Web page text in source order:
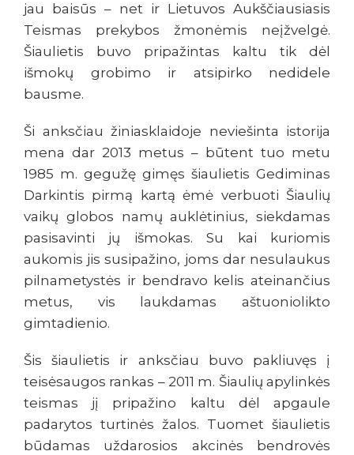
jau baisūs – net ir Lietuvos Aukščiausiasis
Teismas prekybos žmonėmis neįžvelgė.
Šiaulietis buvo pripažintas kaltu tik dėl
išmokų grobimo ir atsipirko nedidele
bausme.
Ši anksčiau žiniasklaidoje neviešinta istorija
mena dar 2013 metus – būtent tuo metu
1985 m. gegužę gimęs šiaulietis Gediminas
Darkintis pirmą kartą ėmė verbuoti Šiaulių
vaikų globos namų auklėtinius, siekdamas
pasisavinti jų išmokas. Su kai kuriomis
aukomis jis susipažino, joms dar nesulaukus
pilnametystės ir bendravo kelis ateinančius
metus, vis laukdamas aštuoniolikto
gimtadienio.
Šis šiaulietis ir anksčiau buvo pakliuvęs į
teisėsaugos rankas – 2011 m. Šiaulių apylinkės
teismas jį pripažino kaltu dėl apgaule
padarytos turtinės žalos. Tuomet šiaulietis
būdamas uždarosios akcinės bendrovės